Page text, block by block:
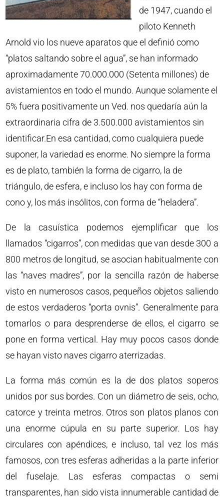
de 1947, cuando el
piloto Kenneth
Arnold vio los nueve aparatos que el definió como
“platos saltando sobre el agua”, se han informado
aproximadamente 70.000.000 (Setenta millones) de
avistamientos en todo el mundo. Aunque solamente el
5% fuera positivamente un Ved. nos quedaría aún la
extraordinaria cifra de 3.500.000 avistamientos sin
identificar.En esa cantidad, como cualquiera puede
suponer, la variedad es enorme. No siempre la forma
es de plato, también la forma de cigarro, la de
triángulo, de esfera, e incluso los hay con forma de
cono y, los más insólitos, con forma de “heladera”.
De la casuística podemos ejemplificar que los
llamados “cigarros”, con medidas que van desde 300 a
800 metros de longitud, se asocian habitualmente con
las “naves madres”, por la sencilla razón de haberse
visto en numerosos casos, pequeños objetos saliendo
de estos verdaderos “porta ovnis”. Generalmente para
tomarlos o para desprenderse de ellos, el cigarro se
pone en forma vertical. Hay muy pocos casos donde
se hayan visto naves cigarro aterrizadas.
La forma más común es la de dos platos soperos
unidos por sus bordes. Con un diámetro de seis, ocho,
catorce y treinta metros. Otros son platos planos con
una enorme cúpula en su parte superior. Los hay
circulares con apéndices, e incluso, tal vez los más
famosos, con tres esferas adheridas a la parte inferior
del fuselaje. Las esferas compactas o semi
transparentes, han sido vista innumerable cantidad de